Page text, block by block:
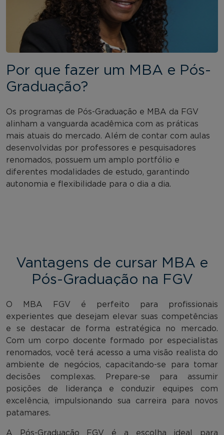
Por que fazer um MBA e Pós-
Graduação?
Os programas de Pós-Graduação e MBA da FGV
alinham a vanguarda acadêmica com as práticas
mais atuais do mercado. Além de contar com aulas
desenvolvidas por professores e pesquisadores
renomados, possuem um amplo portfólio e
diferentes modalidades de estudo, garantindo
autonomia e flexibilidade para o dia a dia.
Vantagens de cursar MBA e
Pós-Graduação na FGV
O MBA FGV é perfeito para profissionais
experientes que desejam elevar suas competências
e se destacar de forma estratégica no mercado.
Com um corpo docente formado por especialistas
renomados, você terá acesso a uma visão realista do
ambiente de negócios, capacitando-se para tomar
decisões complexas. Prepare-se para assumir
posições de liderança e conduzir equipes com
excelência, impulsionando sua carreira para novos
patamares.
A Pós-Graduação FGV é a escolha ideal para